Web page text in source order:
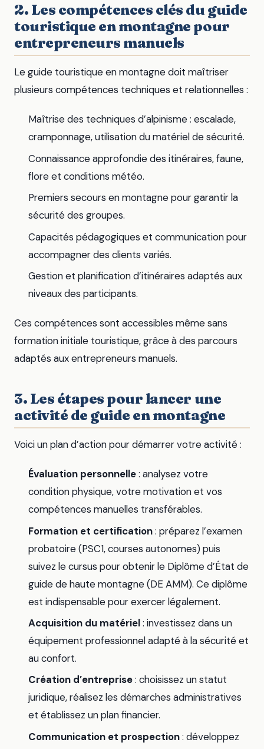
2. Les compétences clés du guide
touristique en montagne pour
entrepreneurs manuels
Le guide touristique en montagne doit maîtriser
plusieurs compétences techniques et relationnelles :
Maîtrise des techniques d’alpinisme : escalade,
cramponnage, utilisation du matériel de sécurité.
Connaissance approfondie des itinéraires, faune,
flore et conditions météo.
Premiers secours en montagne pour garantir la
sécurité des groupes.
Capacités pédagogiques et communication pour
accompagner des clients variés.
Gestion et planification d’itinéraires adaptés aux
niveaux des participants.
Ces compétences sont accessibles même sans
formation initiale touristique, grâce à des parcours
adaptés aux entrepreneurs manuels.
3. Les étapes pour lancer une
activité de guide en montagne
Voici un plan d’action pour démarrer votre activité :
Évaluation personnelle: analysez votre
condition physique, votre motivation et vos
compétences manuelles transférables.
Formation et certification: préparez l’examen
probatoire (PSC1, courses autonomes) puis
suivez le cursus pour obtenir le Diplôme d’État de
guide de haute montagne (DE AMM). Ce diplôme
est indispensable pour exercer légalement.
Acquisition du matériel: investissez dans un
équipement professionnel adapté à la sécurité et
au confort.
Création d’entreprise: choisissez un statut
juridique, réalisez les démarches administratives
et établissez un plan financier.
Communication et prospection: développez